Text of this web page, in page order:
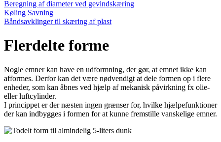
Beregning af diameter ved gevindskæring
Køling Savning
Båndsavklinger til skæring af plast
Flerdelte forme
Nogle emner kan have en udformning, der gør, at emnet ikke kan
afformes. Derfor kan det være nødvendigt at dele formen op i flere
enheder, som kan åbnes ved hjælp af mekanisk påvirkning fx olie-
eller luftcylinder.
I princippet er der næsten ingen grænser for, hvilke hjælpefunktioner
der kan indbygges i formen for at kunne fremstille vanskelige emner.